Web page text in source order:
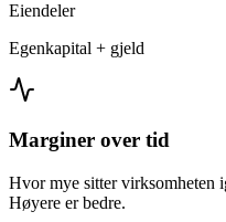
Eiendeler
Egenkapital + gjeld
Marginer over tid
Hvor mye sitter virksomheten
Høyere er bedre.